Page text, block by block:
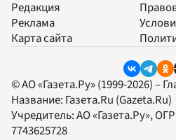
Редакция
Реклама
Карта сайта
© АО «Газета.Ру» (1999-2026) –
Название: Газета.Ru (Gazeta.Ru)
Учредитель:АО «Газета.Ру»,
7743625728